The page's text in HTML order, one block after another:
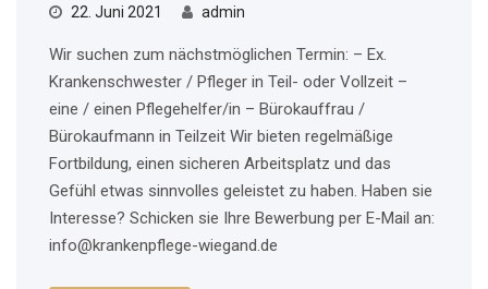
22. Juni 2021 admin
Wir suchen zum nächstmöglichen Termin: – Ex.
Krankenschwester / Pfleger in Teil- oder Vollzeit –
eine / einen Pflegehelfer/in – Bürokauffrau /
Bürokaufmann in Teilzeit Wir bieten regelmäßige
Fortbildung, einen sicheren Arbeitsplatz und das
Gefühl etwas sinnvolles geleistet zu haben. Haben sie
Interesse? Schicken sie Ihre Bewerbung per E-Mail an:
info@krankenpflege-wiegand.de